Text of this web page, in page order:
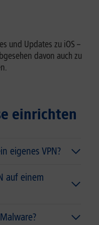
und Updates zu iOS –
davon auch zu
einrichten
eigenes VPN?
auf einem